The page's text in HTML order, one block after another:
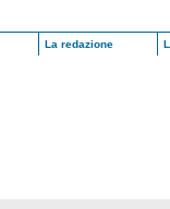
La redazione